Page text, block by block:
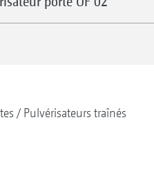
Pulvérisateurs traînés